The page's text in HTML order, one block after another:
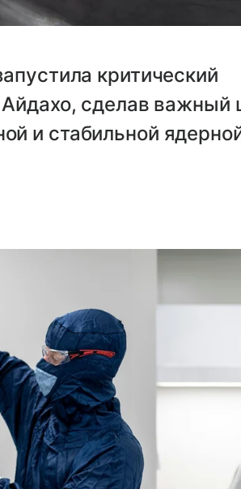
критический
сделав важный
и стабильной